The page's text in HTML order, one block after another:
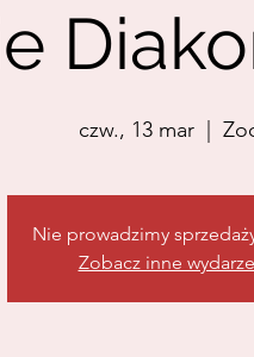
czw., 13 mar
  |
Nie prowadzimy
Zobacz inne